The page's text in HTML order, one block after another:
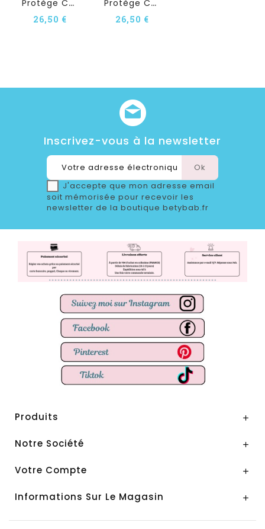
26,50 € 26,50 €
Inscrivez-vous à la newsletter
J'accepte que mon adresse email
soit mémorisée pour recevoir les
newsletter de la boutique betybab.fr
Produits 
Notre Société 
Votre Compte 
Informations Sur Le Magasin 